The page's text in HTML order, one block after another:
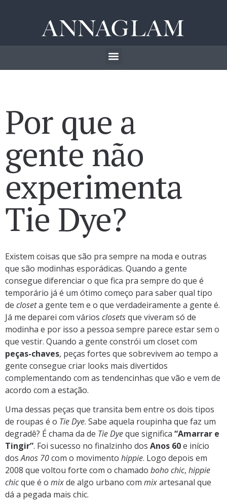
Por que a
gente não
experimenta
Tie Dye?
Existem coisas que são pra sempre na moda e outras
que são modinhas esporádicas. Quando a gente
consegue diferenciar o que fica pra sempre do que é
temporário já é um ótimo começo para saber qual tipo
de closeta gente tem e o que verdadeiramente a gente é.
Já me deparei com vários closetsque viveram só de
modinha e por isso a pessoa sempre parece estar sem o
que vestir. Quando a gente constrói um closet com
peças-chaves, peças fortes que sobrevivem ao tempo a
gente consegue criar looks mais divertidos
complementando com as tendencinhas que vão e vem de
acordo com a estação.
Uma dessas peças que transita bem entre os dois tipos
de roupas é o Tie Dye. Sabe aquela roupinha que faz um
degradê? É chama da de Tie Dyeque significa “Amarrar e
Tingir”. Foi sucesso no finalzinho dos Anos 60e início
dosAnos 70com o movimento hippie. Logo depois em
2008 que voltou forte com o chamado boho chic, hippie
chicque é o mixde algo urbano com mixartesanal que
dá a pegada mais chic.